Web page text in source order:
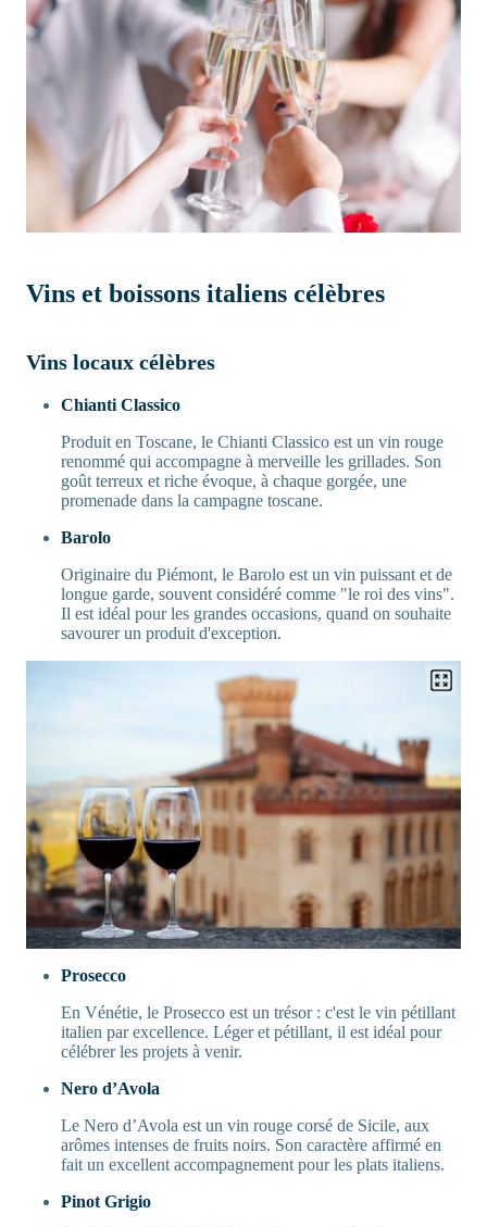
Vins et boissons italiens célèbres
Vins locaux célèbres
Chianti Classico
Produit en Toscane, le Chianti Classico est un vin rouge
renommé qui accompagne à merveille les grillades. Son
goût terreux et riche évoque, à chaque gorgée, une
promenade dans la campagne toscane.
Barolo
Originaire du Piémont, le Barolo est un vin puissant et de
longue garde, souvent considéré comme "le roi des vins".
Il est idéal pour les grandes occasions, quand on souhaite
savourer un produit d'exception.
Prosecco
En Vénétie, le Prosecco est un trésor : c'est le vin pétillant
italien par excellence. Léger et pétillant, il est idéal pour
célébrer les projets à venir.
Nero d’Avola
Le Nero d’Avola est un vin rouge corsé de Sicile, aux
arômes intenses de fruits noirs. Son caractère affirmé en
fait un excellent accompagnement pour les plats italiens.
Pinot Grigio